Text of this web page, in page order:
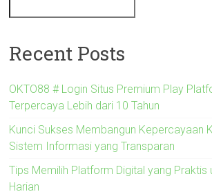
Recent Posts
OKTO88 # Login Situs Premium Play
Terpercaya Lebih dari 10 Tahun
Kunci Sukses Membangun Kepercayaan
Sistem Informasi yang Transparan
Tips Memilih Platform Digital yang Praktis
Harian